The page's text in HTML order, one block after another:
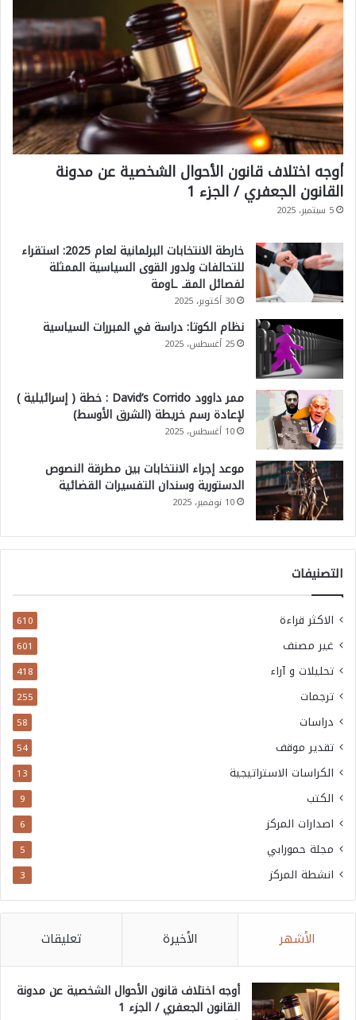
أوجه اختلاف قانون الأحوال الشخصية عن مدونة
القانون الجعفري / الجزء 1
5 سبتمبر، 2025
خارطة الانتخابات البرلمانية لعام 2025: استقراء
للتحالفات ولدور القوى السياسية الممثلة
لفصائل المقـ ـاومة
30 أكتوبر، 2025
نظام الكوتا: دراسة في المبررات السياسية
25 أغسطس، 2025
ممر داوود David’s Corrido : خطة ( إسرائيلية )
لإعادة رسم خريطة (الشرق الأوسط)
10 أغسطس، 2025
موعد إجراء الانتخابات بين مطرقة النصوص
الدستورية وسندان التفسيرات القضائية
10 نوفمبر، 2025
التصنيفات
الاكثر قراءة 610
غير مصنف 601
تحليلات و آراء 418
ترجمات 255
دراسات 58
تقدير موقف 54
الكراسات الاستراتيجية 13
الكتب 9
اصدارات المركز 6
مجلة حمورابي 5
انشطة المركز 3
الأشهر الأخيرة تعليقات
أوجه اختلاف قانون الأحوال الشخصية عن مدونة
القانون الجعفري / الجزء 1